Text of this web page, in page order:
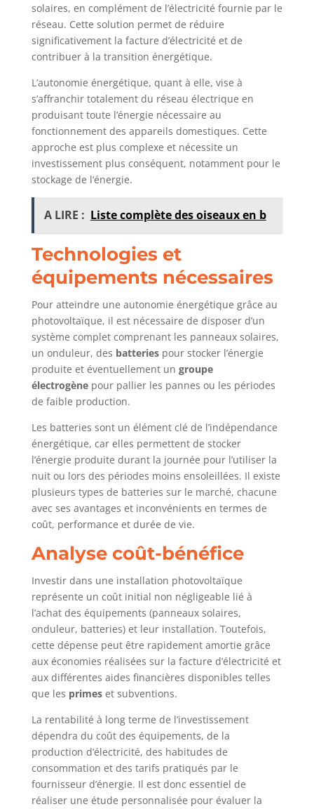
solaires, en complément de l’électricité fournie par le
réseau. Cette solution permet de réduire
significativement la facture d’électricité et de
contribuer à la transition énergétique.
L’autonomie énergétique, quant à elle, vise à
s’affranchir totalement du réseau électrique en
produisant toute l’énergie nécessaire au
fonctionnement des appareils domestiques. Cette
approche est plus complexe et nécessite un
investissement plus conséquent, notamment pour le
stockage de l’énergie.
A LIRE : Liste complète des oiseaux en b
Technologies et
équipements nécessaires
Pour atteindre une autonomie énergétique grâce au
photovoltaïque, il est nécessaire de disposer d’un
système complet comprenant les panneaux solaires,
un onduleur, des batteriespour stocker l’énergie
produite et éventuellement un groupe
électrogènepour pallier les pannes ou les périodes
de faible production.
Les batteries sont un élément clé de l’indépendance
énergétique, car elles permettent de stocker
l’énergie produite durant la journée pour l’utiliser la
nuit ou lors des périodes moins ensoleillées. Il existe
plusieurs types de batteries sur le marché, chacune
avec ses avantages et inconvénients en termes de
coût, performance et durée de vie.
Analyse coût-bénéfice
Investir dans une installation photovoltaïque
représente un coût initial non négligeable lié à
l’achat des équipements (panneaux solaires,
onduleur, batteries) et leur installation. Toutefois,
cette dépense peut être rapidement amortie grâce
aux économies réalisées sur la facture d’électricité et
aux différentes aides financières disponibles telles
que les primeset subventions.
La rentabilité à long terme de l’investissement
dépendra du coût des équipements, de la
production d’électricité, des habitudes de
consommation et des tarifs pratiqués par le
fournisseur d’énergie. Il est donc essentiel de
réaliser une étude personnalisée pour évaluer la